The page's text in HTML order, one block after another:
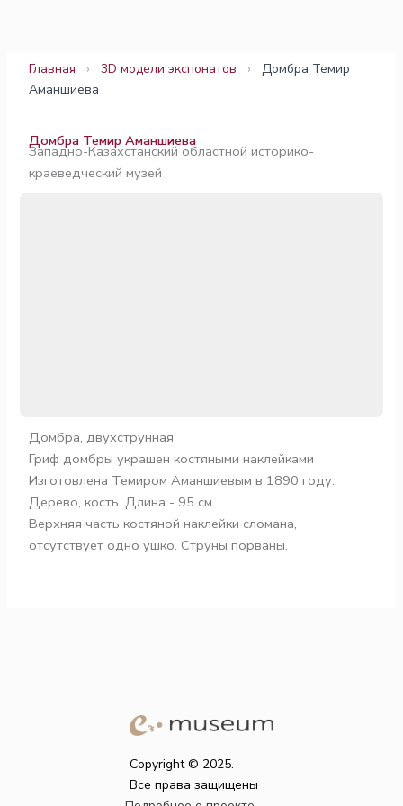
Главная › 3D модели экспонатов ›
Домбра Темир
Аманшиева
Домбра Темир Аманшиева
Западно-Казахстанский областной историко-
краеведческий музей
Домбра, двухструнная
Гриф домбры украшен костяными наклейками
Изготовлена ​​Темиром Аманшиевым в 1890 году.
Дерево, кость. Длина - 95 см
Верхняя часть костяной наклейки сломана,
отсутствует одно ушко. Струны порваны.
Copyright © 2025.
Все права защищены